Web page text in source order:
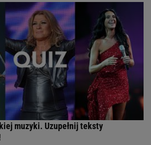
muzyki. Uzupełnij teksty